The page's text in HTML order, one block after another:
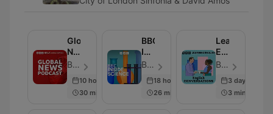
Global
News
Podcast
BBC World Service - 에피소드 283
10 hours ago
30 min
BBC
Inside
Science
BBC Radio 4 - 에피소드 664
18 hours ago
26 min
Learning
English
BBC Radio - 에피소드 819
3 days ago
3 min